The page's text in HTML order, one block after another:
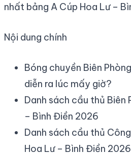
nhất bảng A Cúp Hoa Lư –
Nội dung chính
Bóng chuyền Biên
diễn ra lúc mấy giờ?
Danh sách cầu thủ Biên
– Bình Điền 2026
Danh sách cầu thủ
Hoa Lư – Bình Điền 2026